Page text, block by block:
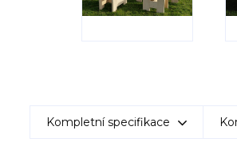
Kompletní specifikace